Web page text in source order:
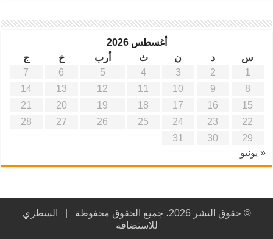
أغسطس 2026
س
د ن ث أرب خ
ج
1
2
3
4
5
6
7
8
9
10
11
12
13
14
15
16
17
18
19
20
21
22
23
24
25
26
27
28
29
30
31
« يونيو
© حقوق النشر 2026، جميع الحقوق محفوظة |
السطري
للاستضافة